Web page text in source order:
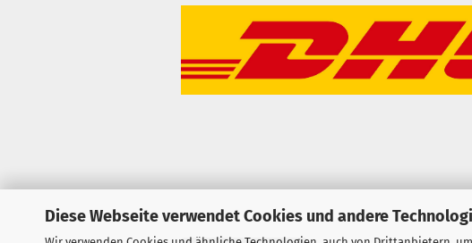
Diese Webseite verwendet Cookies und andere